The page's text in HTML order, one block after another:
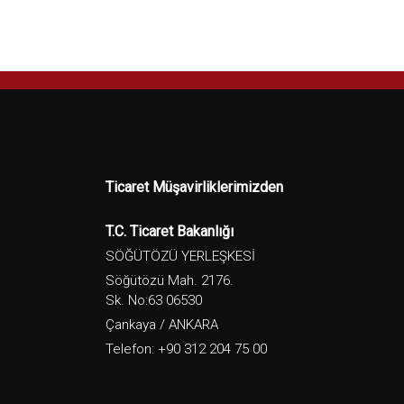
Ticaret Müşavirliklerimizden
T.C. Ticaret Bakanlığı
SÖĞÜTÖZÜ YERLEŞKESİ
Söğütözü Mah. 2176.
Sk. No:63 06530
Çankaya / ANKARA
Telefon: +90 312 204 75 00